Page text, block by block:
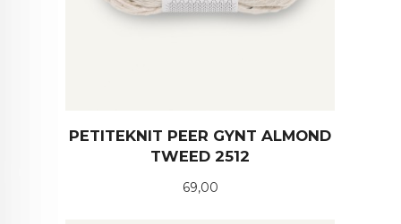
PETITEKNIT PEER GYNT ALMOND
TWEED 2512
Pris
69,00